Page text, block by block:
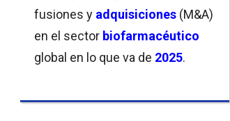
fusiones y adquisiciones (M&A)
en el sector biofarmacéutico
global en lo que va de 2025.